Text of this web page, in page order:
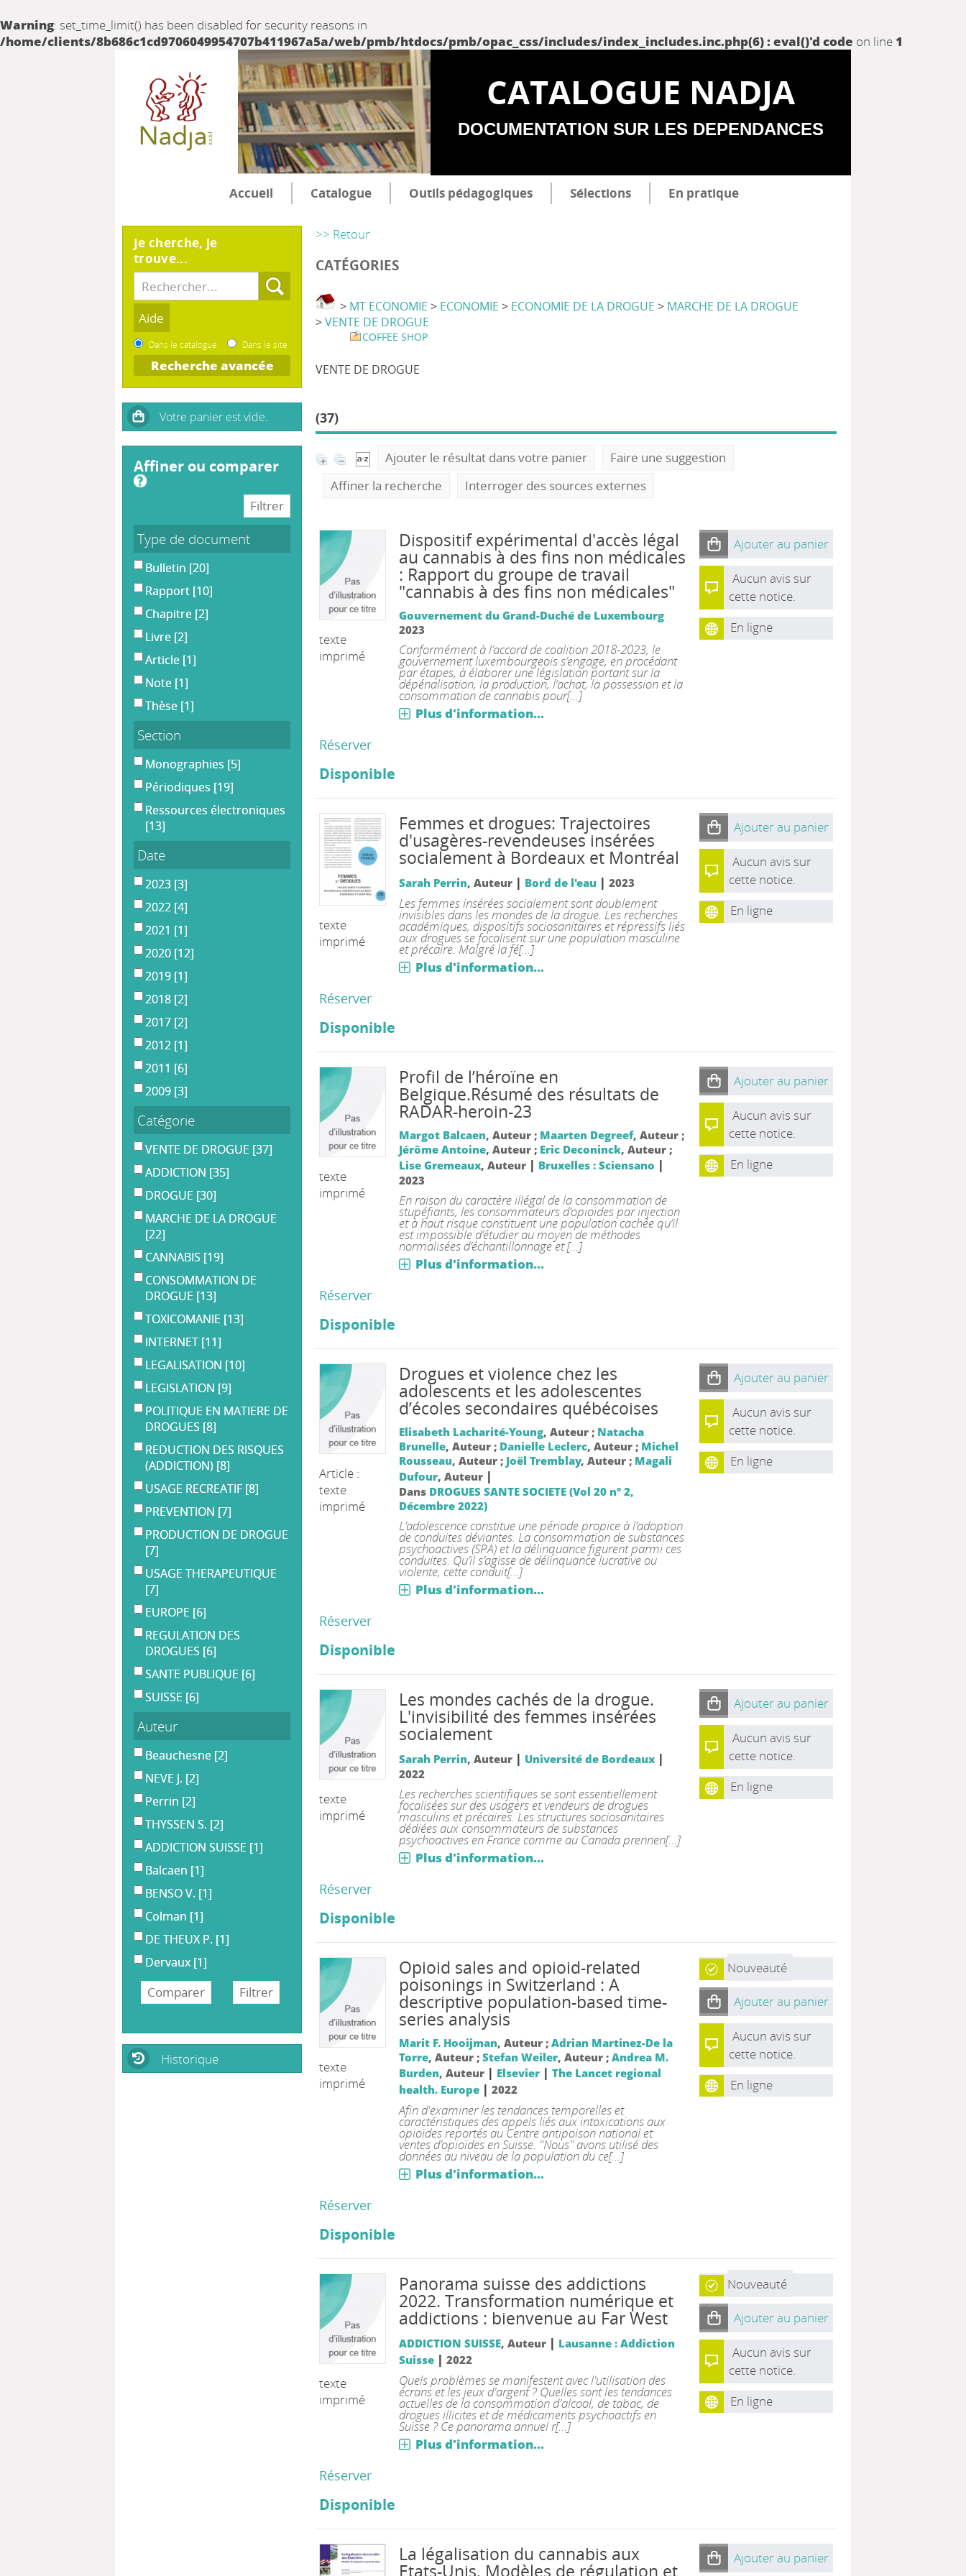
Warning: set_time_limit() has been disabled for security reasons in
/home/clients/8b686c1cd9706049954707b411967a5a/web/pmb/htdocs/pmb/opac_css/includes/index_includes.inc.php(6) : eval()'d code on line 1
CATALOGUE NADJA
DOCUMENTATION SUR LES DEPENDANCES
Accueil Catalogue Outils pédagogiques Sélections En pratique
>> Retour
CATÉGORIES
> MT ECONOMIE > ECONOMIE > ECONOMIE DE LA DROGUE > MARCHE DE LA DROGUE
>VENTE DE DROGUE
COFFEE SHOP
VENTE DE DROGUE
(37)
Ajouter le résultat dans votre panier
Faire une suggestion
Affiner la recherche
Interroger des sources externes
texte
imprimé
Dispositif expérimental d'accès légal
au cannabis à des fins non médicales
: Rapport du groupe de travail
"cannabis à des fins non médicales"
Gouvernement du Grand-Duché de Luxembourg
2023
Conformément à l’accord de coalition 2018-2023, le
gouvernement luxembourgeois s’engage, en procédant
par étapes, à élaborer une législation portant sur la
dépénalisation, la production, l’achat, la possession et la
consommation de cannabis pour[...]
Plus d'information...
Ajouter au panier
Aucun avis sur
cette notice.
En ligne
Réserver
Disponible
texte
imprimé
Femmes et drogues: Trajectoires
d'usagères-revendeuses insérées
socialement à Bordeaux et Montréal
Sarah Perrin, Auteur | Bord de l'eau | 2023
Les femmes insérées socialement sont doublement
invisibles dans les mondes de la drogue. Les recherches
académiques, dispositifs sociosanitaires et répressifs liés
aux drogues se focalisent sur une population masculine
et précaire. Malgré la fé[...]
Plus d'information...
Ajouter au panier
Aucun avis sur
cette notice.
En ligne
Réserver
Disponible
texte
imprimé
Profil de l’héroïne en
Belgique.Résumé des résultats de
RADAR-heroin-23
Margot Balcaen, Auteur ; Maarten Degreef, Auteur ;
Jérôme Antoine, Auteur ; Eric Deconinck, Auteur ;
Lise Gremeaux, Auteur | Bruxelles : Sciensano |
2023
En raison du caractère illégal de la consommation de
stupéfiants, les consommateurs d’opioïdes par injection
et à haut risque constituent une population cachée qu’il
est impossible d’étudier au moyen de méthodes
normalisées d’échantillonnage et [...]
Plus d'information...
Ajouter au panier
Aucun avis sur
cette notice.
En ligne
Réserver
Disponible
Article :
texte
imprimé
Drogues et violence chez les
adolescents et les adolescentes
d’écoles secondaires québécoises
Elisabeth Lacharité-Young, Auteur ; Natacha
Brunelle, Auteur ; Danielle Leclerc, Auteur ; Michel
Rousseau, Auteur ; Joël Tremblay, Auteur ; Magali
Dufour, Auteur |
Dans DROGUES SANTE SOCIETE (Vol 20 n° 2,
Décembre 2022)
L’adolescence constitue une période propice à l’adoption
de conduites déviantes. La consommation de substances
psychoactives (SPA) et la délinquance figurent parmi ces
conduites. Qu’il s’agisse de délinquance lucrative ou
violente, cette conduit[...]
Plus d'information...
Ajouter au panier
Aucun avis sur
cette notice.
En ligne
Réserver
Disponible
texte
imprimé
Les mondes cachés de la drogue.
L'invisibilité des femmes insérées
socialement
Sarah Perrin, Auteur | Université de Bordeaux|
2022
Les recherches scientifiques se sont essentiellement
focalisées sur des usagers et vendeurs de drogues
masculins et précaires. Les structures sociosanitaires
dédiées aux consommateurs de substances
psychoactives en France comme au Canada prennen[...]
Plus d'information...
Ajouter au panier
Aucun avis sur
cette notice.
En ligne
Réserver
Disponible
texte
imprimé
Opioid sales and opioid-related
poisonings in Switzerland : A
descriptive population-based time-
series analysis
Marit F. Hooijman, Auteur ; Adrian Martinez-De la
Torre, Auteur ; Stefan Weiler, Auteur ; Andrea M.
Burden, Auteur | Elsevier| The Lancet regional
health. Europe| 2022
Afin d'examiner les tendances temporelles et
caractéristiques des appels liés aux intoxications aux
opioïdes reportés au Centre antipoison national et
ventes d’opioïdes en Suisse. "Nous" avons utilisé des
données au niveau de la population du ce[...]
Plus d'information...
Nouveauté
Ajouter au panier
Aucun avis sur
cette notice.
En ligne
Réserver
Disponible
texte
imprimé
Panorama suisse des addictions
2022. Transformation numérique et
addictions : bienvenue au Far West
ADDICTION SUISSE, Auteur | Lausanne : Addiction
Suisse| 2022
Quels problèmes se manifestent avec l'utilisation des
écrans et les jeux d'argent ? Quelles sont les tendances
actuelles de la consommation d'alcool, de tabac, de
drogues illicites et de médicaments psychoactifs en
Suisse ? Ce panorama annuel r[...]
Plus d'information...
Nouveauté
Ajouter au panier
Aucun avis sur
cette notice.
En ligne
Réserver
Disponible
La légalisation du cannabis aux
Etats-Unis. Modèles de régulation et
Ajouter au panier
Je cherche, je
trouve...
Dans le catalogue Dans le site
Recherche avancée
affiner ou comparer
Type de document
Bulletin [20]
Rapport [10]
Chapitre [2]
Livre [2]
Article [1]
Note [1]
Thèse [1]
Section
Monographies [5]
Périodiques [19]
Ressources électroniques
[13]
Date
2023 [3]
2022 [4]
2021 [1]
2020 [12]
2019 [1]
2018 [2]
2017 [2]
2012 [1]
2011 [6]
2009 [3]
Catégorie
VENTE DE DROGUE [37]
ADDICTION [35]
DROGUE [30]
MARCHE DE LA DROGUE
[22]
CANNABIS [19]
CONSOMMATION DE
DROGUE [13]
TOXICOMANIE [13]
INTERNET [11]
LEGALISATION [10]
LEGISLATION [9]
POLITIQUE EN MATIERE DE
DROGUES [8]
REDUCTION DES RISQUES
(ADDICTION) [8]
USAGE RECREATIF [8]
PREVENTION [7]
PRODUCTION DE DROGUE
[7]
USAGE THERAPEUTIQUE
[7]
EUROPE [6]
REGULATION DES
DROGUES [6]
SANTE PUBLIQUE [6]
SUISSE [6]
Auteur
Beauchesne [2]
NEVE J. [2]
Perrin [2]
THYSSEN S. [2]
ADDICTION SUISSE [1]
Balcaen [1]
BENSO V. [1]
Colman [1]
DE THEUX P. [1]
Dervaux [1]
Historique